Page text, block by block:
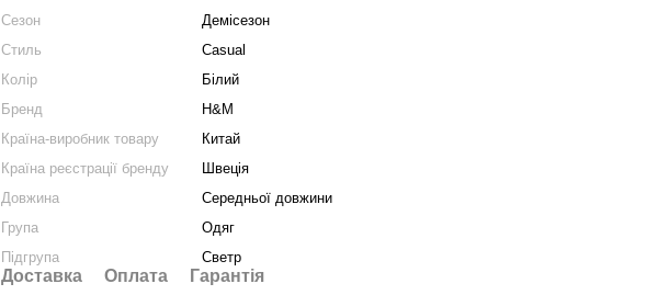
Сезон
Демісезон
Стиль
Casual
Колір
Білий
Бренд
H&M
Країна-виробник товару
Китай
Країна реєстрації бренду
Швеція
Довжина
Середньої довжини
Група
Одяг
Підгрупа
Светр
Доставка Оплата Гарантія